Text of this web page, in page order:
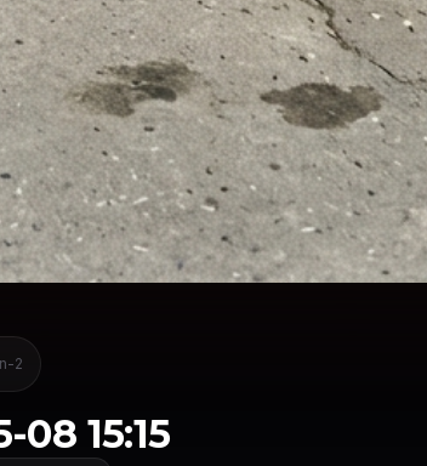
2
08 15:15